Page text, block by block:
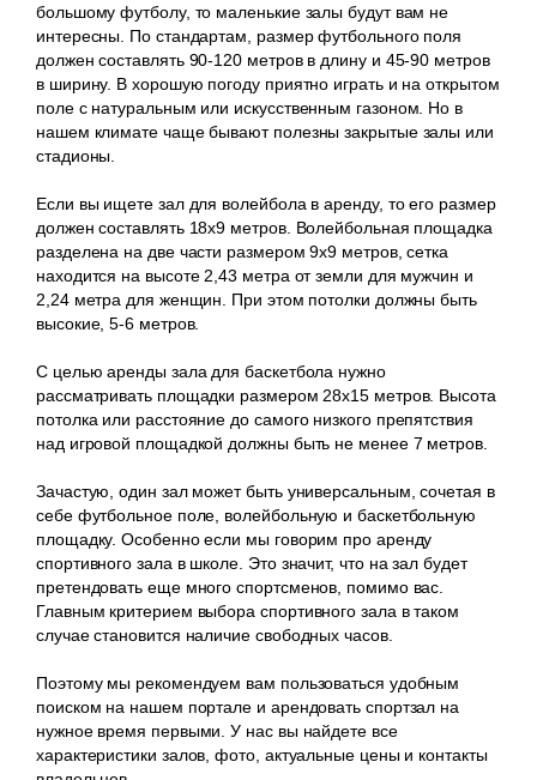
большому футболу, то маленькие залы будут вам не
интересны. По стандартам, размер футбольного поля
должен составлять 90-120 метров в длину и 45-90 метров
в ширину. В хорошую погоду приятно играть и на открытом
поле с натуральным или искусственным газоном. Но в
нашем климате чаще бывают полезны закрытые залы или
стадионы.
Если вы ищете зал для волейбола в аренду, то его размер
должен составлять 18х9 метров. Волейбольная площадка
разделена на две части размером 9х9 метров, сетка
находится на высоте 2,43 метра от земли для мужчин и
2,24 метра для женщин. При этом потолки должны быть
высокие, 5-6 метров.
С целью аренды зала для баскетбола нужно
рассматривать площадки размером 28х15 метров. Высота
потолка или расстояние до самого низкого препятствия
над игровой площадкой должны быть не менее 7 метров.
Зачастую, один зал может быть универсальным, сочетая в
себе футбольное поле, волейбольную и баскетбольную
площадку. Особенно если мы говорим про аренду
спортивного зала в школе. Это значит, что на зал будет
претендовать еще много спортсменов, помимо вас.
Главным критерием выбора спортивного зала в таком
случае становится наличие свободных часов.
Поэтому мы рекомендуем вам пользоваться удобным
поиском на нашем портале и арендовать спортзал на
нужное время первыми. У нас вы найдете все
характеристики залов, фото, актуальные цены и контакты